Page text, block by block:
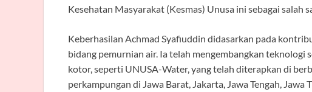
Kesehatan Masyarakat (Kesmas) Unusa ini sebagai
Keberhasilan Achmad Syafiuddin didasarkan pada
bidang pemurnian air. Ia telah mengembangkan
kotor, seperti UNUSA-Water, yang telah diterapkan di
perkampungan di Jawa Barat, Jakarta, Jawa Tengah,